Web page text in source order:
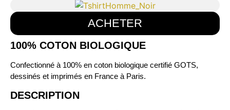
ACHETER
100% COTON BIOLOGIQUE
Confectionné à 100% en coton biologique certifié GOTS,
dessinés et imprimés en France à Paris.
DESCRIPTION